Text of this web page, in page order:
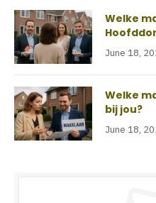
Welke
June 18,
Welke
bij jou?
June 18,